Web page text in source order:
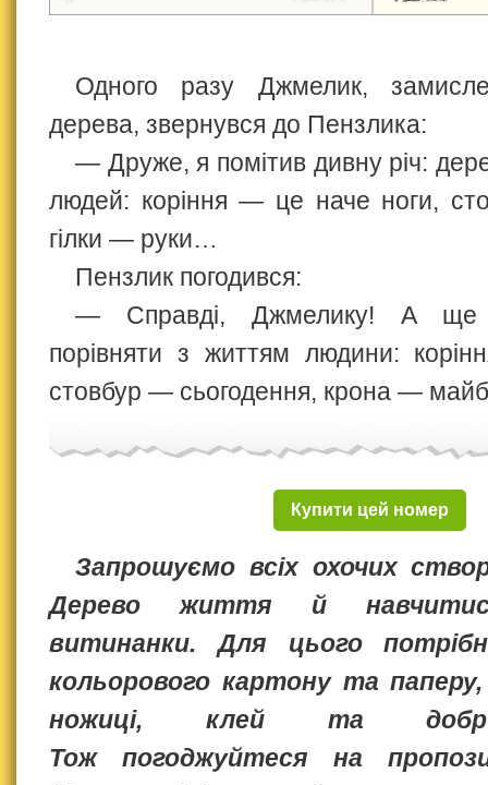
Одного разу Джмелик,
дерева, звернувся до Пензлика:
— Друже, я помітив дивну річ:
людей: коріння — це наче ноги,
гілки — руки…
Пензлик погодився:
— Справді, Джмелику! А ще
порівняти з життям людини:
стовбур — сьогодення, крона —
Купити цей номер
Запрошуємо всіх охочих
Дерево життя й
витинанки. Для цього
кольорового картону та паперу,
ножиці, клей та
Тож погоджуйтеся на